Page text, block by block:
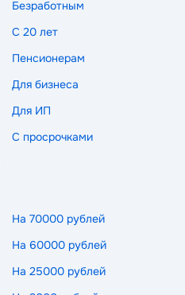
Безработным
С 20 лет
Пенсионерам
Для бизнеса
Для ИП
С просрочками
На 70000 рублей
На 60000 рублей
На 25000 рублей